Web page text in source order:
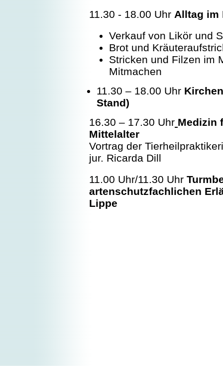
11.30 - 18.00 Uhr Alltag im
Verkauf von Likör und
Brot und
Stricken und Filzen im
Mitmachen
11.30 – 18.00 Uhr
Stand)
16.30 – 17.30 Uhr Medizin
Mittelalter
Vortrag der
jur. Ricarda Dill
11.00 Uhr/11.30 Uhr
artenschutzfachlichen
Lippe